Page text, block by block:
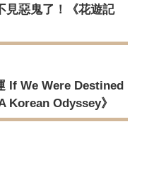
見惡鬼了！《花遊記
If We Were Destined
Korean Odyssey》